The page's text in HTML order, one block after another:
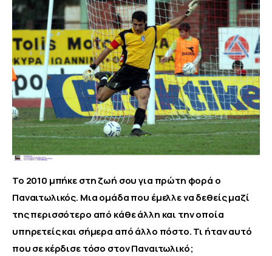
Το 2010 μπήκε στη ζωή σου για πρώτη φορά ο
Παναιτωλικός. Μια ομάδα που έμελλε να δεθείς μαζί
της περισσότερο από κάθε άλλη και την οποία
υπηρετείς και σήμερα από άλλο πόστο.Τι ήταν αυτό
που σε κέρδισε τόσο στον Παναιτωλικό;